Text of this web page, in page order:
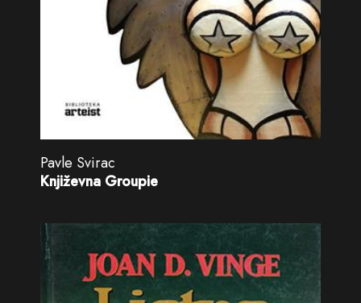
Pavle Svirac
Književna Groupie